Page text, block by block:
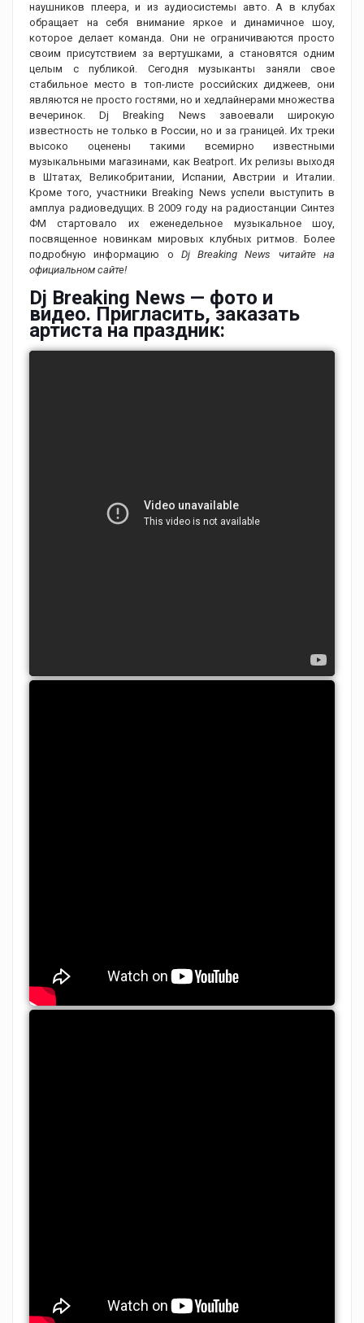
наушников плеера, и из аудиосистемы авто. А в клубах
обращает на себя внимание яркое и динамичное шоу,
которое делает команда. Они не ограничиваются просто
своим присутствием за вертушками, а становятся одним
целым с публикой. Сегодня музыканты заняли свое
стабильное место в топ-листе российских диджеев, они
являются не просто гостями, но и хедлайнерами множества
вечеринок. Dj Breaking News завоевали широкую
известность не только в России, но и за границей. Их треки
высоко оценены такими всемирно известными
музыкальными магазинами, как Beatport. Их релизы выходя
в Штатах, Великобритании, Испании, Австрии и Италии.
Кроме того, участники Breaking News успели выступить в
амплуа радиоведущих. В 2009 году на радиостанции Синтез
ФМ стартовало их еженедельное музыкальное шоу,
посвященное новинкам мировых клубных ритмов. Более
подробную информацию о Dj Breaking News читайте на
официальном сайте!
Dj Breaking News — фото и
видео. Пригласить, заказать
артиста на праздник: